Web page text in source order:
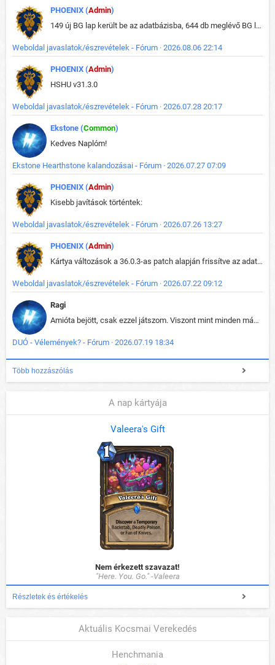
PHOENIX (Admin)
149 új BG lap került be az adatbázisba, 644 db meglévő BG lap módosult, bekerültek az új képek a megváltozott lapokhoz is.
Weboldal javaslatok/észrevételek - Fórum · 2026.08.06 22:14
PHOENIX (Admin)
HSHU v31.3.0
Weboldal javaslatok/észrevételek - Fórum · 2026.07.28 20:17
Ekstone (Common)
Kedves Naplóm!
Ekstone Hearthstone kalandozásai - Fórum · 2026.07.27 07:09
PHOENIX (Admin)
Kisebb javítások történtek:
Weboldal javaslatok/észrevételek - Fórum · 2026.07.26 13:27
PHOENIX (Admin)
Kártya változások a 36.0.3-as patch alapján frissítve az adatbázisban (képek is cserélve).
Weboldal javaslatok/észrevételek - Fórum · 2026.07.22 09:12
Ragi
Amióta bejött, csak ezzel játszom. Viszont mint minden más - akár az alapjáték is, ez is baromira összetett lett. Néha már pár kör után is esélytelen az egész. Vagy irreállisan túltápol valaki, vagy lelép a partner, vagy csak hülye mint a segg. És amikor eljönne az én időm, na akkor jön el mindenki másé is. Engem jobban érdekelne, hogy ki milyen ratingen szokott játszani. Na ez lenne egy érdekes adat.
DUÓ - Vélemények? - Fórum · 2026.07.19 18:34
Több hozzászólás
A nap kártyája
Valeera's Gift
Nem érkezett szavazat!
"Here. You. Go." -Valeera
Részletek és értékelés
Aktuális Kocsmai Verekedés
Henchmania